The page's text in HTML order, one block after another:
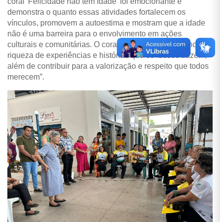
demonstra o quanto essas atividades fortalecem os
vínculos, promovem a autoestima e mostram que a idade
não é uma barreira para o envolvimento em ações
culturais e comunitárias. O coral, em especial, evidencia a
riqueza de experiências e histórias que os idosos trazem,
além de contribuir para a valorização e respeito que todos
merecem”.